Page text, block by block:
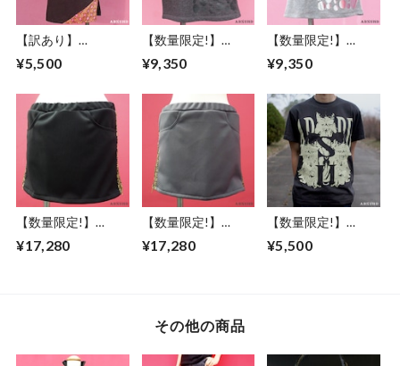
【訳あり】
レディース サイズ
PURPLE アブサード
CRY LEES
¥5,500
【数量限定!】
レディース フリー
ゴム 裏毛 スウェッ
ト 両サイドポケッ
ト 灰 DARK
GRAY×DARK GRAY
アブサード GOO
GOO DOLLS（D）
¥9,350
【数量限定!】
レディース フリー
ット ウエストゴム
両サイドポケット
灰 銀 GRAY×SILVER
アブサード GOO
GOO DOLLS（GS）
¥9,350
【数量限定!】
スリット ジップ サ
¥17,280
【数量限定!】
スリット ジップ サ
SYURIKEN（下G）
¥17,280
【数量限定!】
ックＴシャツ メン
¥5,500
その他の商品